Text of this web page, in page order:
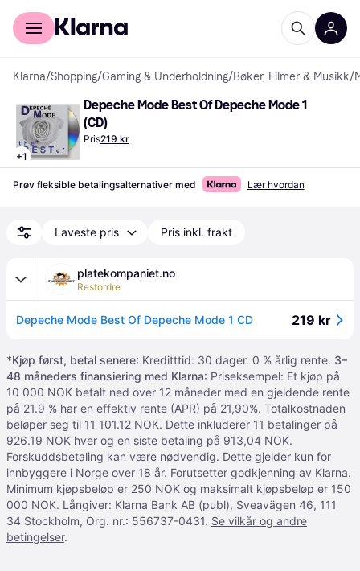
For kunder
Klarna/Shopping/Gaming & Underholdning/Bøker, Filmer & Musikk/
+1
Depeche Mode Best Of Depeche Mode 1
(CD)
Pris219 kr
Prøv fleksible betalingsalternativer med Lær hvordan
Laveste pris Pris inkl. frakt
platekompaniet.no
Restordre
Depeche Mode Best Of Depeche Mode 1 CD 219 kr
*Kjøp først, betal senere: Kreditttid: 30 dager. 0 % årlig rente. 3–
48 måneders finansiering med Klarna: Priseksempel: Et kjøp på
10 000 NOK betalt ned over 12 måneder med en gjeldende rente
på 21.9 % har en effektiv rente (APR) på 21,90%. Totalkostnaden
beløper seg til 11 101.12 NOK. Dette inkluderer 11 betalinger på
926.19 NOK hver og en siste betaling på 913,04 NOK.
Forskuddsbetaling kan være nødvendig. Dette gjelder kun for
innbyggere i Norge over 18 år. Forutsetter godkjenning av Klarna.
Minimum kjøpsbeløp er 250 NOK og maksimalt kjøpsbeløp er 150
000 NOK. Långiver: Klarna Bank AB (publ), Sveavägen 46, 111
34 Stockholm, Org. nr.: 556737-0431. Se vilkår og andre
betingelser.